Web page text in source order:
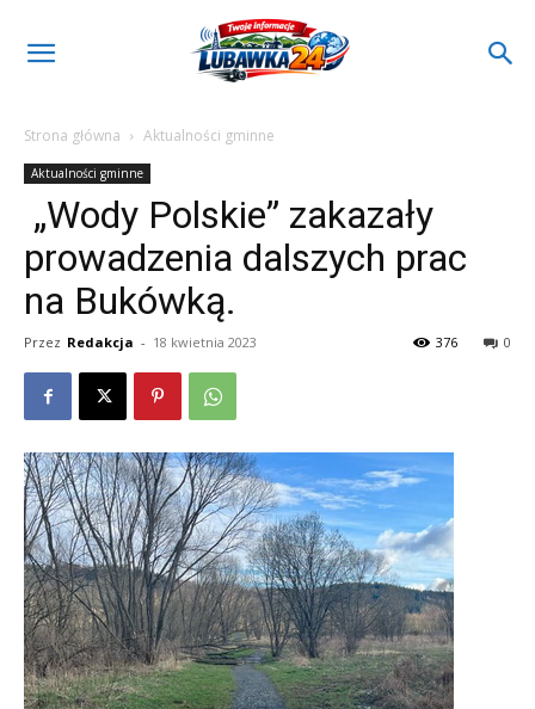
Strona główna Aktualności gminne
Aktualności gminne
„Wody Polskie” zakazały
prowadzenia dalszych prac
na Bukówką.
Przez Redakcja - 18 kwietnia 2023 0
376